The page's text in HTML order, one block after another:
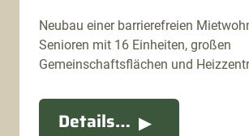
Neubau einer barrierefreien
Senioren mit 16 Einheiten, großen
Gemeinschaftsflächen und
Details…